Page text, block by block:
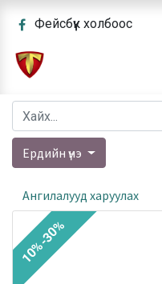
Фейсбүүк холбоос
Ердийн үнэ
Ангилалууд харуулах
10%-30%